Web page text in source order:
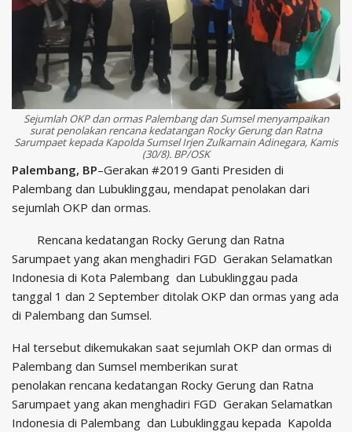
Sejumlah OKP dan ormas Palembang dan Sumsel menyampaikan
surat penolakan rencana kedatangan Rocky Gerung dan Ratna
Sarumpaet kepada Kapolda Sumsel Irjen Zulkarnain Adinegara, Kamis
(30/8). BP/OSK
Palembang, BP–Gerakan #2019 Ganti Presiden di
Palembang dan Lubuklinggau, mendapat penolakan dari
sejumlah OKP dan ormas.
Rencana kedatangan Rocky Gerung dan Ratna
Sarumpaet yang akan menghadiri FGD Gerakan Selamatkan
Indonesia di Kota Palembang dan Lubuklinggau pada
tanggal 1 dan 2 September ditolak OKP dan ormas yang ada
di Palembang dan Sumsel.
Hal tersebut dikemukakan saat sejumlah OKP dan ormas di
Palembang dan Sumsel memberikan surat
penolakan rencana kedatangan Rocky Gerung dan Ratna
Sarumpaet yang akan menghadiri FGD Gerakan Selamatkan
Indonesia di Palembang dan Lubuklinggau kepada Kapolda